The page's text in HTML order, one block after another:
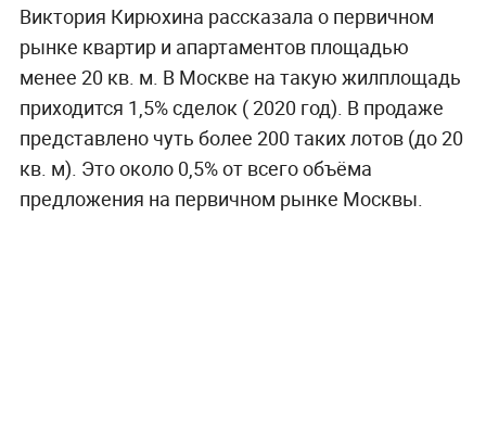
Виктория Кирюхина рассказала о первичном
рынке квартир и апартаментов площадью
менее 20 кв. м. В Москве на такую жилплощадь
приходится 1,5% сделок ( 2020 год). В продаже
представлено чуть более 200 таких лотов (до 20
кв. м). Это около 0,5% от всего объёма
предложения на первичном рынке Москвы.